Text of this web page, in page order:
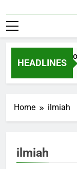
HEADLINES
Model dan Teori
Home ilmiah
ilmiah